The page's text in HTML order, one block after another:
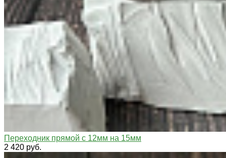
Переходник прямой с 12мм на 15мм
2 420 руб.